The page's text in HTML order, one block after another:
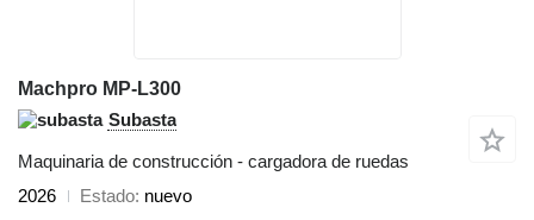
Machpro MP-L300
Subasta
Maquinaria de construcción - cargadora de ruedas
2026
Estado nuevo